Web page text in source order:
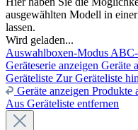
ausgewählten Modell in
lassen.
Wird geladen...
Auswahlboxen-Modus
Geräteserie anzeigen Geräte
Geräteliste Zur Geräteliste
Geräte anzeigen Produkte
Aus Geräteliste entfernen